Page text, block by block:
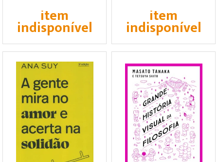
item
indisponível
item
indisponível